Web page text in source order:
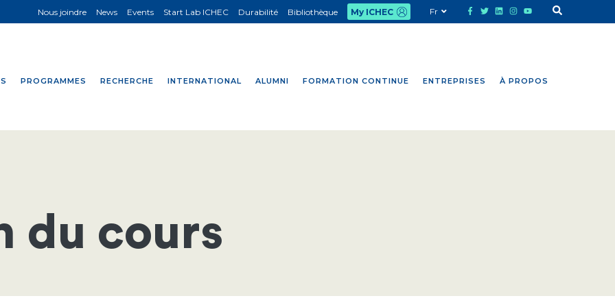
PROGRAMMES RECHERCHE INTERNATIONAL ALUMNI FORMATION CONTINUE ENTREPRISES À PROPOS
Nous joindre News Events Start Lab ICHEC Durabilité Bibliothèque My ICHEC Fr
du cours